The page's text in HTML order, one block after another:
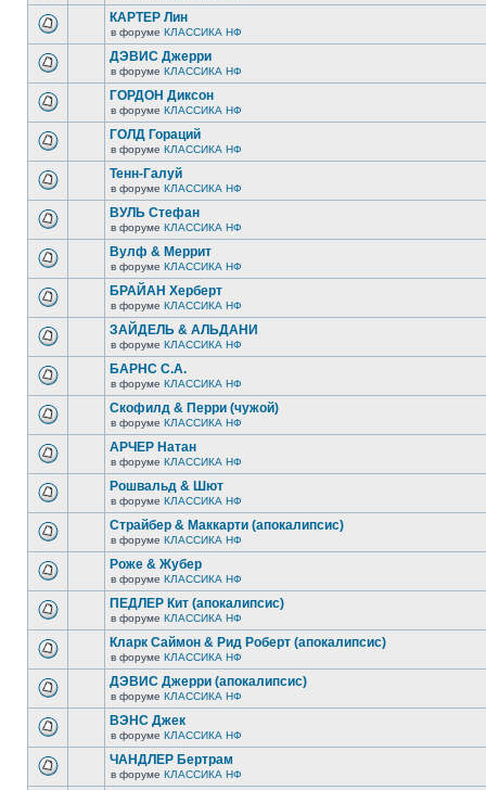
КАРТЕР Лин
в форуме КЛАССИКА НФ
ДЭВИС Джерри
в форуме КЛАССИКА НФ
ГОРДОН Диксон
в форуме КЛАССИКА НФ
ГОЛД Гораций
в форуме КЛАССИКА НФ
Тенн-Галуй
в форуме КЛАССИКА НФ
ВУЛЬ Стефан
в форуме КЛАССИКА НФ
Вулф & Меррит
в форуме КЛАССИКА НФ
БРАЙАН Херберт
в форуме КЛАССИКА НФ
ЗАЙДЕЛЬ & АЛЬДАНИ
в форуме КЛАССИКА НФ
БАРНС С.А.
в форуме КЛАССИКА НФ
Скофилд & Перри (чужой)
в форуме КЛАССИКА НФ
АРЧЕР Натан
в форуме КЛАССИКА НФ
Рошвальд & Шют
в форуме КЛАССИКА НФ
Страйбер & Маккарти (апокалипсис)
в форуме КЛАССИКА НФ
Роже & Жубер
в форуме КЛАССИКА НФ
ПЕДЛЕР Кит (апокалипсис)
в форуме КЛАССИКА НФ
Кларк Саймон & Рид Роберт (апокалипсис)
в форуме КЛАССИКА НФ
ДЭВИС Джерри (апокалипсис)
в форуме КЛАССИКА НФ
ВЭНС Джек
в форуме КЛАССИКА НФ
ЧАНДЛЕР Бертрам
в форуме КЛАССИКА НФ